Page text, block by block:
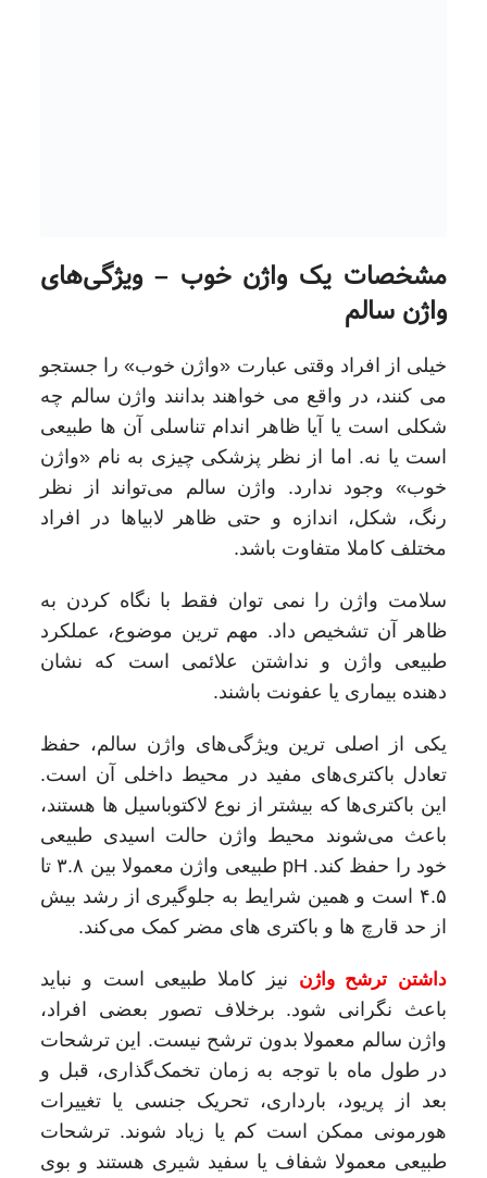
مشخصات یک واژن خوب – ویژگی‌های
واژن سالم
خیلی از افراد وقتی عبارت «واژن خوب» را جستجو
می‌ کنند، در واقع می‌ خواهند بدانند واژن سالم چه
شکلی است یا آیا ظاهر اندام تناسلی آن‌ ها طبیعی
است یا نه. اما از نظر پزشکی چیزی به نام «واژن
خوب» وجود ندارد. واژن سالم می‌تواند از نظر
رنگ، شکل، اندازه و حتی ظاهر لابیاها در افراد
مختلف کاملا متفاوت باشد.
سلامت واژن را نمی‌ توان فقط با نگاه کردن به
ظاهر آن تشخیص داد. مهم‌ ترین موضوع، عملکرد
طبیعی واژن و نداشتن علائمی است که نشان‌
دهنده بیماری یا عفونت باشند.
یکی از اصلی‌ ترین ویژگی‌های واژن سالم، حفظ
تعادل باکتری‌های مفید در محیط داخلی آن است.
این باکتری‌ها که بیشتر از نوع لاکتوباسیل‌ ها هستند،
باعث می‌شوند محیط واژن حالت اسیدی طبیعی
خود را حفظ کند. pH طبیعی واژن معمولا بین ۳.۸ تا
۴.۵ است و همین شرایط به جلوگیری از رشد بیش
از حد قارچ‌ ها و باکتری‌ های مضر کمک می‌کند.
داشتن ترشح واژن نیز کاملا طبیعی است و نباید
باعث نگرانی شود. برخلاف تصور بعضی افراد،
واژن سالم معمولا بدون ترشح نیست. این ترشحات
در طول ماه با توجه به زمان تخمک‌گذاری، قبل و
بعد از پریود، بارداری، تحریک جنسی یا تغییرات
هورمونی ممکن است کم یا زیاد شوند. ترشحات
طبیعی معمولا شفاف یا سفید شیری هستند و بوی